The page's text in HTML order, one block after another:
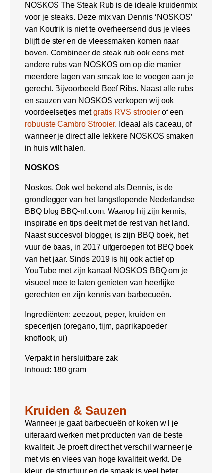
NOSKOS The Steak Rub is de ideale kruidenmix
voor je steaks. Deze mix van Dennis ‘NOSKOS’
van Koutrik is niet te overheersend dus je vlees
blijft de ster en de vleessmaken komen naar
boven. Combineer de steak rub ook eens met
andere rubs van NOSKOS om op die manier
meerdere lagen van smaak toe te voegen aan je
gerecht. Bijvoorbeeld Beef Ribs. Naast alle rubs
en sauzen van NOSKOS verkopen wij ook
voordeelsetjes metgratis RVS strooier of een
robuuste Cambro Strooier. Ideaal als cadeau, of
wanneer je direct alle lekkere NOSKOS smaken
in huis wilt halen.
NOSKOS
Noskos, Ook wel bekend als Dennis, is de
grondlegger van het langstlopende Nederlandse
BBQ blog BBQ-nl.com. Waarop hij zijn kennis,
inspiratie en tips deelt met de rest van het land.
Naast succesvol blogger, is zijn BBQ boek, het
vuur de baas, in 2017 uitgeroepen tot BBQ boek
van het jaar. Sinds 2019 is hij ook actief op
YouTube met zijn kanaal NOSKOS BBQ om je
visueel mee te laten genieten van heerlijke
gerechten en zijn kennis van barbecueën.
Ingrediënten: zeezout, peper, kruiden en
specerijen (oregano, tijm, paprikapoeder,
knoflook, ui)
Verpakt in hersluitbare zak
Inhoud: 180 gram
Kruiden & Sauzen
Wanneer je gaat barbecueën of koken wil je
uiteraard werken met producten van de beste
kwaliteit. Je proeft direct het verschil wanneer je
met vis en vlees van hoge kwaliteit werkt. De
kleur, de structuur en de smaak is veel beter.